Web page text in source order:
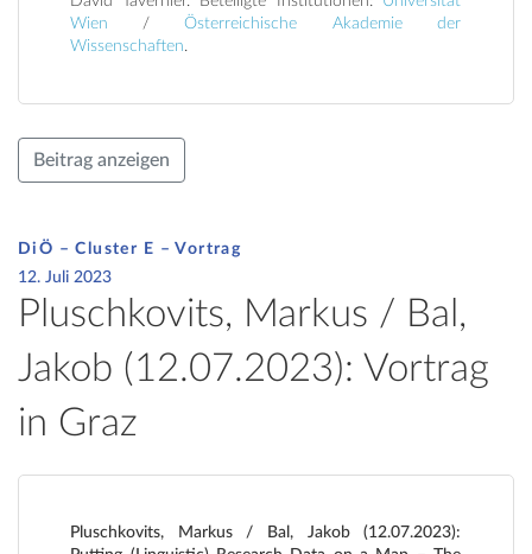
Wien /Österreichische Akademie der
Wissenschaften.
Beitrag anzeigen
DiÖ – Cluster E – Vortrag
12. Juli 2023
Pluschkovits, Markus / Bal,
Jakob (12.07.2023): Vortrag
in Graz
Pluschkovits, Markus / Bal, Jakob (12.07.2023):